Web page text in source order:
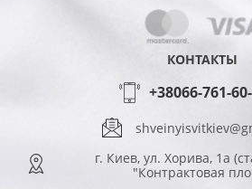
КОНТАКТЫ
+38066-761-
г. Киев, ул. Хорива, 1а
"Контрактовая